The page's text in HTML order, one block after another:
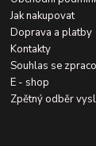
Jak nakupovat
Doprava a platby
Kontakty
Souhlas se
E - shop
Zpětný odběr